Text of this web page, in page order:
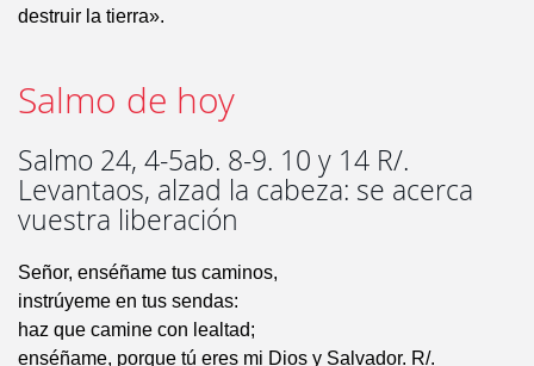
destruir la tierra».
Salmo de hoy
Salmo 24, 4-5ab. 8-9. 10 y 14 R/.
Levantaos, alzad la cabeza: se acerca
vuestra liberación
Señor, enséñame tus caminos,
instrúyeme en tus sendas:
haz que camine con lealtad;
enséñame, porque tú eres mi Dios y Salvador. R/.